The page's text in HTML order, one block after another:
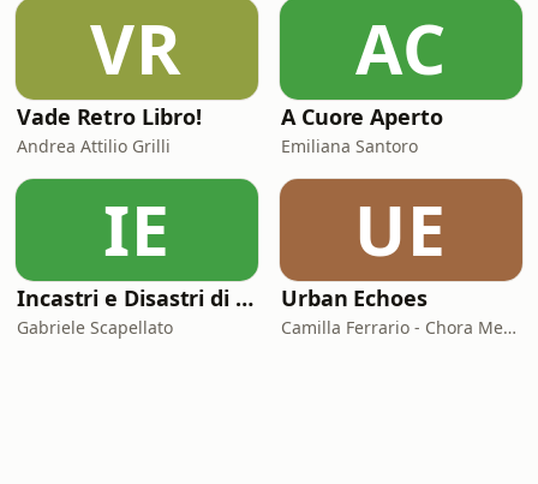
VR
Vade Retro Libro!
Andrea Attilio Grilli
AC
A Cuore Aperto
Emiliana Santoro
IE
Incastri e Disastri di Coppia
Gabriele Scapellato
UE
Urban Echoes
Camilla Ferrario - Chora Media